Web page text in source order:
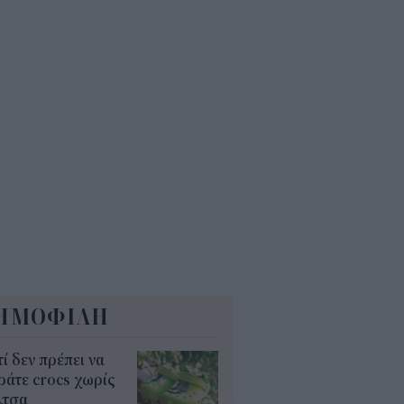
δεν πρέπει να
crocs χωρίς